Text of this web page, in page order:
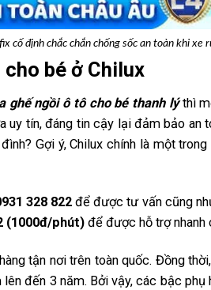
cố định chắc chắn chống sốc an toàn khi xe
bé ở Chilux
ghế ngồi ô tô cho bé thanh lýthì
uy tín, đáng tin cậy lại đảm bảo an
Gợi ý, Chilux chính là một
328 822để được tư vấn cũng
(1000đ/phút) để được hỗ trợ
tận nơi trên toàn quốc. Đồng
đến 3 năm. Bởi vậy, các bậc phụ